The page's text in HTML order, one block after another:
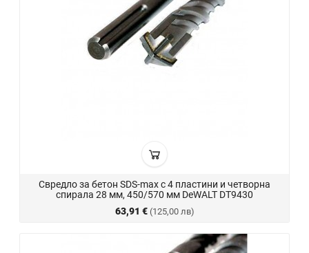
Свредло за бетон SDS-max с 4 пластини и четворна
спирала 28 мм, 450/570 мм DeWALT DT9430
63,91 € (125,00 лв)